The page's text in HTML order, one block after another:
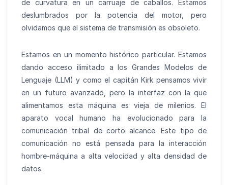
de curvatura en un carruaje de caballos. Estamos
deslumbrados por la potencia del motor, pero
olvidamos que el sistema de transmisión es obsoleto.
Estamos en un momento histórico particular. Estamos
dando acceso ilimitado a los Grandes Modelos de
Lenguaje (LLM) y como el capitán Kirk pensamos vivir
en un futuro avanzado, pero la interfaz con la que
alimentamos esta máquina es vieja de milenios. El
aparato vocal humano ha evolucionado para la
comunicación tribal de corto alcance. Este tipo de
comunicación no está pensada para la interacción
hombre-máquina a alta velocidad y alta densidad de
datos.